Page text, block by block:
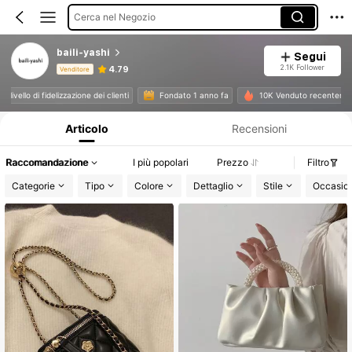
Cerca nel Negozio
baili-yashi
Venditore 4.79
Segui
2.1K Follower
livello di fidelizzazione dei clienti Fondato 1 anno fa 10K Venduto Informazioni sul prodotto: Comunicazione del prezzo, dettagli su vendite e disponibilità.
Articolo Recensioni
Raccomandazione I più popolari Prezzo
Filtro
Categorie
Tipo Colore Dettaglio Stile